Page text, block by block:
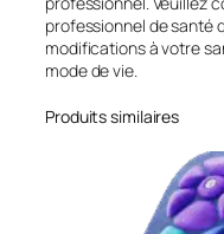
professionnel de santé
modifications à votre
mode de vie.
Produits similaires